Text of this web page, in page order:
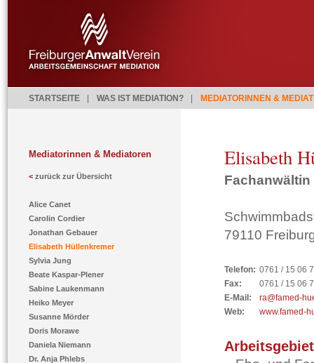
STARTSEITE WAS IST MEDIATION? MEDIATORINNEN &
Mediatorinnen & Mediatoren
< zurück zur Übersicht
Alice Canet
Carolin Cordier
Jonathan Gebauer
Elisabeth Hüllenkremer
Sylvia Jung
Beate Kaspar-Plener
Sabine Laukenmann
Heiko Meyer
Susanne Mörder
Doris Morawe
Daniela Niemann
Dr. Anja Phlebs
Elisabeth
79110
Telefon: 0761 / 15 06
Fax:
0761 / 15 06
E-Mail:
ra@famed-
Web:
www.famed-